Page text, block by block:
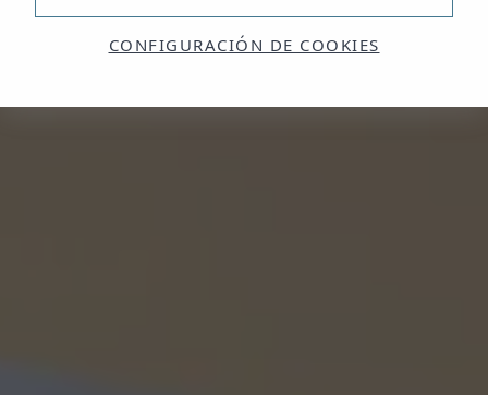
CONFIGURACIÓN DE COOKIES